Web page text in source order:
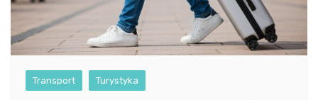
Transport Turystyka